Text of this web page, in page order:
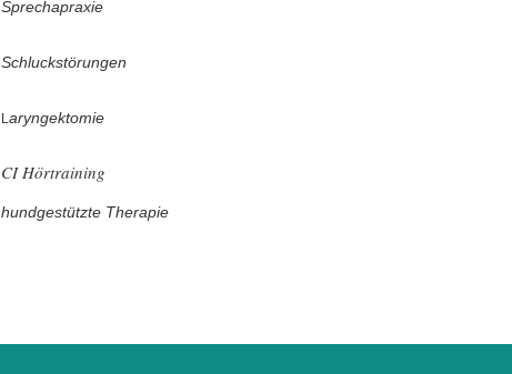
Sprechapraxie
Schluckstörungen
Laryngektomie
CI Hörtraining
hundgestützte Therapie